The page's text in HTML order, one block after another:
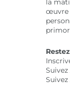
la
œuvre